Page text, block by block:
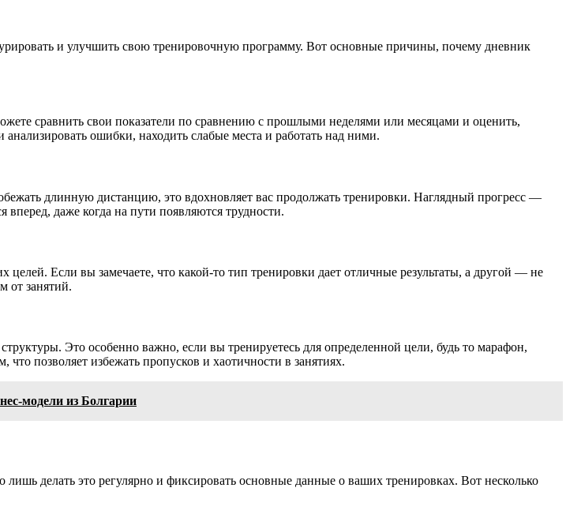
и улучшить свою тренировочную программу. Вот основные причины, почему дневник
сравнить свои показатели по сравнению с прошлыми неделями или месяцами и оценить,
ошибки, находить слабые места и работать над ними.
длинную дистанцию, это вдохновляет вас продолжать тренировки. Наглядный прогресс —
вперед, даже когда на пути появляются трудности.
Если вы замечаете, что какой-то тип тренировки дает отличные результаты, а другой — не
от занятий.
Это особенно важно, если вы тренируетесь для определенной цели, будь то марафон,
позволяет избежать пропусков и хаотичности в занятиях.
модели из Болгарии
делать это регулярно и фиксировать основные данные о ваших тренировках. Вот несколько